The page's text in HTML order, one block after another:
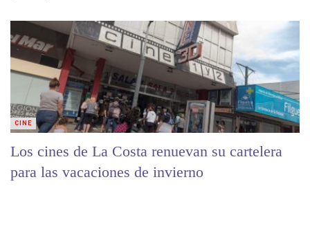
Los cines de La Costa renuevan su cartelera
para las vacaciones de invierno
CINE